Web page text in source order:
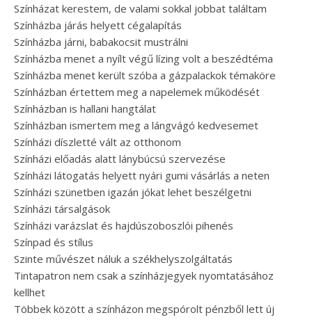
Színházat kerestem, de valami sokkal jobbat találtam
Színházba járás helyett cégalapítás
Színházba járni, babakocsit mustrálni
Színházba menet a nyílt végű lízing volt a beszédtéma
Színházba menet került szóba a gázpalackok témaköre
Színházban értettem meg a napelemek működését
Színházban is hallani hangtálat
Színházban ismertem meg a lángvágó kedvesemet
Színházi díszletté vált az otthonom
Színházi előadás alatt lánybúcsú szervezése
Színházi látogatás helyett nyári gumi vásárlás a neten
Színházi szünetben igazán jókat lehet beszélgetni
Színházi társalgások
Színházi varázslat és hajdúszoboszlói pihenés
Színpad és stílus
Szinte művészet náluk a székhelyszolgáltatás
Tintapatron nem csak a színházjegyek nyomtatásához
kellhet
Többek között a színházon megspórolt pénzből lett új